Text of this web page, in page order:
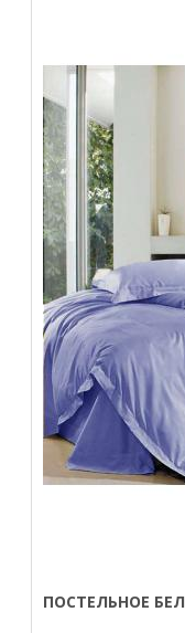
ПОСТЕЛЬНОЕ